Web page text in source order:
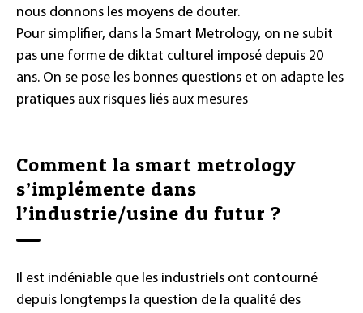
nous donnons les moyens de douter.
Pour simplifier, dans la Smart Metrology, on ne subit
pas une forme de diktat culturel imposé depuis 20
ans. On se pose les bonnes questions et on adapte les
pratiques aux risques liés aux mesures
Comment la smart metrology
s’implémente dans
l’industrie/usine du futur ?
Il est indéniable que les industriels ont contourné
depuis longtemps la question de la qualité des